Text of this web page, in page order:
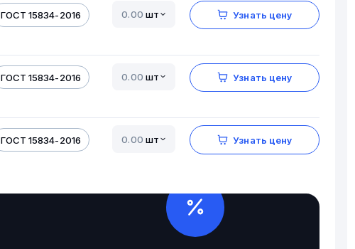
ГОСТ 15834-2016 шт Узнать цену
ГОСТ 15834-2016 шт Узнать цену
ГОСТ 15834-2016 шт Узнать цену